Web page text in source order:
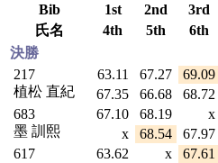
Bib 1st 2nd
3rd
氏名
4th 5th
6th
決勝
217
植松 直紀
63.11 67.27
69.09
67.35
66.68
68.72
683
墨 訓熙
67.10 68.19
x
x
68.54
67.97
617
63.62 x
67.61